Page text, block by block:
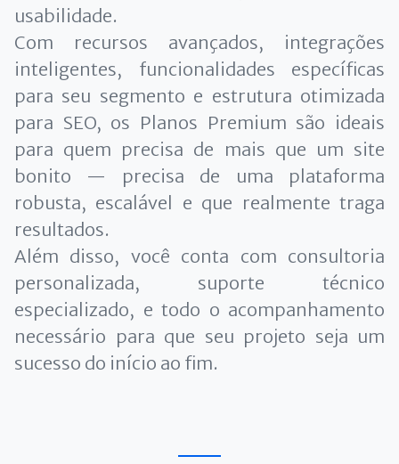
usabilidade.
Com recursos avançados, integrações
inteligentes, funcionalidades específicas
para seu segmento e estrutura otimizada
para SEO, os Planos Premium são ideais
para quem precisa de mais que um site
bonito — precisa de uma plataforma
robusta, escalável e que realmente traga
resultados.
Além disso, você conta com consultoria
personalizada, suporte técnico
especializado, e todo o acompanhamento
necessário para que seu projeto seja um
sucesso do início ao fim.